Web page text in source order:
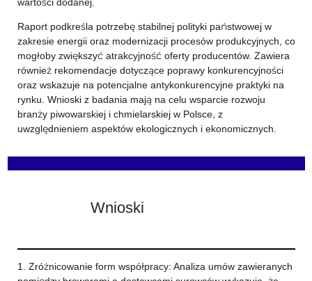
Raport podkreśla potrzebę stabilnej polityki państwowej w
zakresie energii oraz modernizacji procesów produkcyjnych, co
mogłoby zwiększyć atrakcyjność oferty producentów. Zawiera
również rekomendacje dotyczące poprawy konkurencyjności
oraz wskazuje na potencjalne antykonkurencyjne praktyki na
rynku. Wnioski z badania mają na celu wsparcie rozwoju
branży piwowarskiej i chmielarskiej w Polsce, z
uwzględnieniem aspektów ekologicznych i ekonomicznych.
Wnioski
1. Zróżnicowanie form współpracy: Analiza umów zawieranych